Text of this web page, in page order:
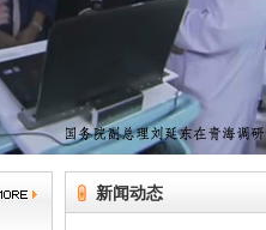
新闻动态